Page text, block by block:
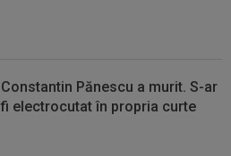
Constantin Pănescu a murit. S-ar
fi electrocutat în propria curte